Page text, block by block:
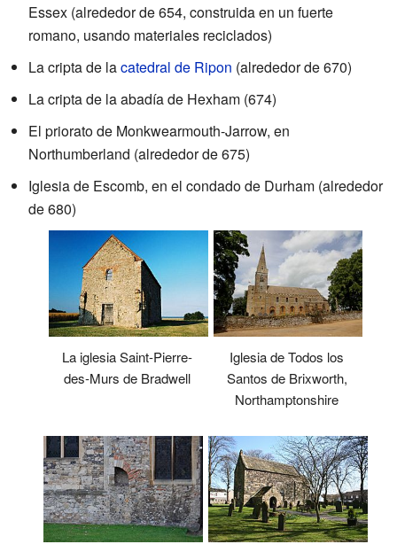
Essex (alrededor de 654, construida en un fuerte
romano, usando materiales reciclados)
La cripta de lacatedral de Ripon (alrededor de 670)
La cripta de la abadía de Hexham (674)
El priorato de Monkwearmouth-Jarrow, en
Northumberland (alrededor de 675)
Iglesia de Escomb, en el condado de Durham (alrededor
de 680)
La iglesia Saint-Pierre-
des-Murs de Bradwell
Iglesia de Todos los
Santos de Brixworth,
Northamptonshire